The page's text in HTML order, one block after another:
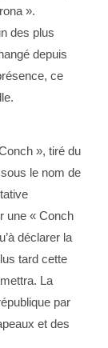
».
des plus
depuis
ce
», tiré du
le nom de
une « Conch
déclarer la
tard cette
La
par
et des